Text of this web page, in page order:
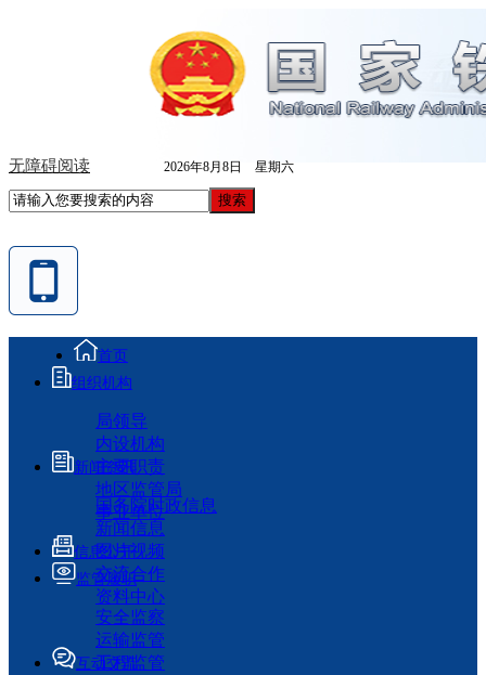
无障碍阅读 2026年8月8日 星期六
首页
组织机构
局领导
内设机构
主要职责
地区监管局
事业单位
新闻资讯
国务院时政信息
新闻信息
图片视频
交流合作
资料中心
信息公开
监管履职
安全监察
运输监管
工程监管
互动交流